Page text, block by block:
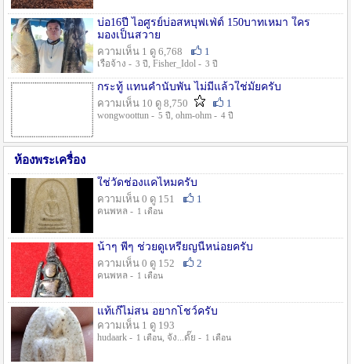
บ่อ16ปี ไอศูรย์บ่อสหบุฟเฟ่ต์ 150บาทเหมา ใคร
มองเป็นสวาย
ความเห็น 1 ดู 6,768
1
เรือจ้าง - 3 ปี , Fisher_Idol - 3 ปี
กระทู้ แทนคำนับพัน ไม่มีแล้วใช่มั๊ยครับ
ความเห็น 10 ดู 8,750
1
wongwoottun - 5 ปี , ohm-ohm - 4 ปี
ห้องพระเครื่อง
ใช่วัดช่องแคไหมครับ
ความเห็น 0 ดู 151
1
คนพหล - 1 เดือน
น้าๆ พี่ๆ ช่วยดูเหรียญนี้หน่อยครับ
ความเห็น 0 ดู 152
2
คนพหล - 1 เดือน
แท้เก๊ไม่สน อยากโชว์ครับ
ความเห็น 1 ดู 193
hudaark - 1 เดือน, จัง...ดั๊ย - 1 เดือน